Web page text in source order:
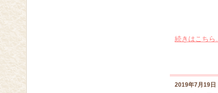
続きはこち
2019年7月19日